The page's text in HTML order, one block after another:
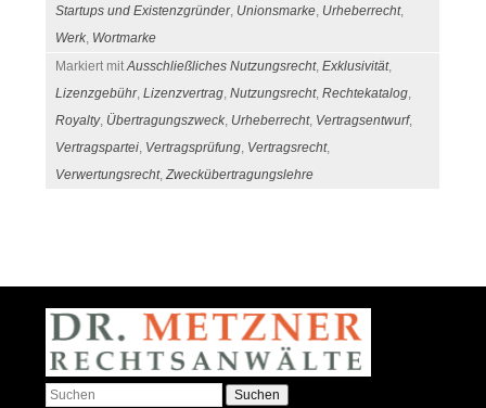
Startups und Existenzgründer, Unionsmarke Urheberrecht,
Werk Wortmarke
Markiert mitAusschließliches Nutzungsrecht,Exklusivität,
Lizenzgebühr,Lizenzvertrag ,Nutzungsrecht,Rechtekatalog
Royalty, Übertragungszweck Urheberrecht, Vertragsentwurf,
Vertragspartei Vertragsprüfung Vertragsrecht,
Verwertungsrecht,Zweckübertragungslehre
Suchen